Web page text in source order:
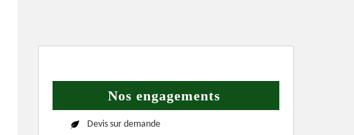
Nos engagements
Devis sur demande